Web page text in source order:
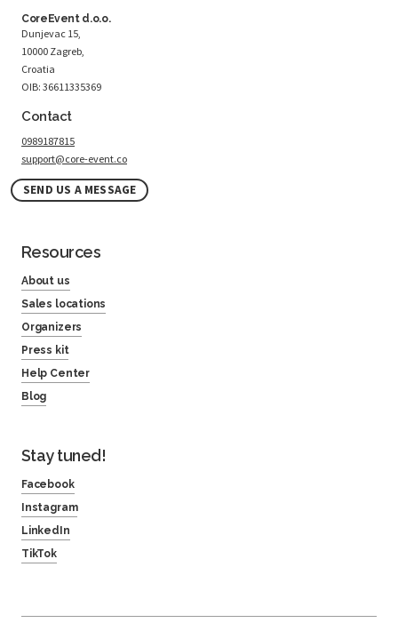
CoreEvent d.o.o.
Dunjevac 15,
10000 Zagreb,
Croatia
OIB: 36611335369
Contact
0989187815
support@core-event.co
SEND US A MESSAGE
Resources
About us
Sales locations
Organizers
Press kit
Help Center
Blog
Stay tuned!
Facebook
Instagram
LinkedIn
TikTok